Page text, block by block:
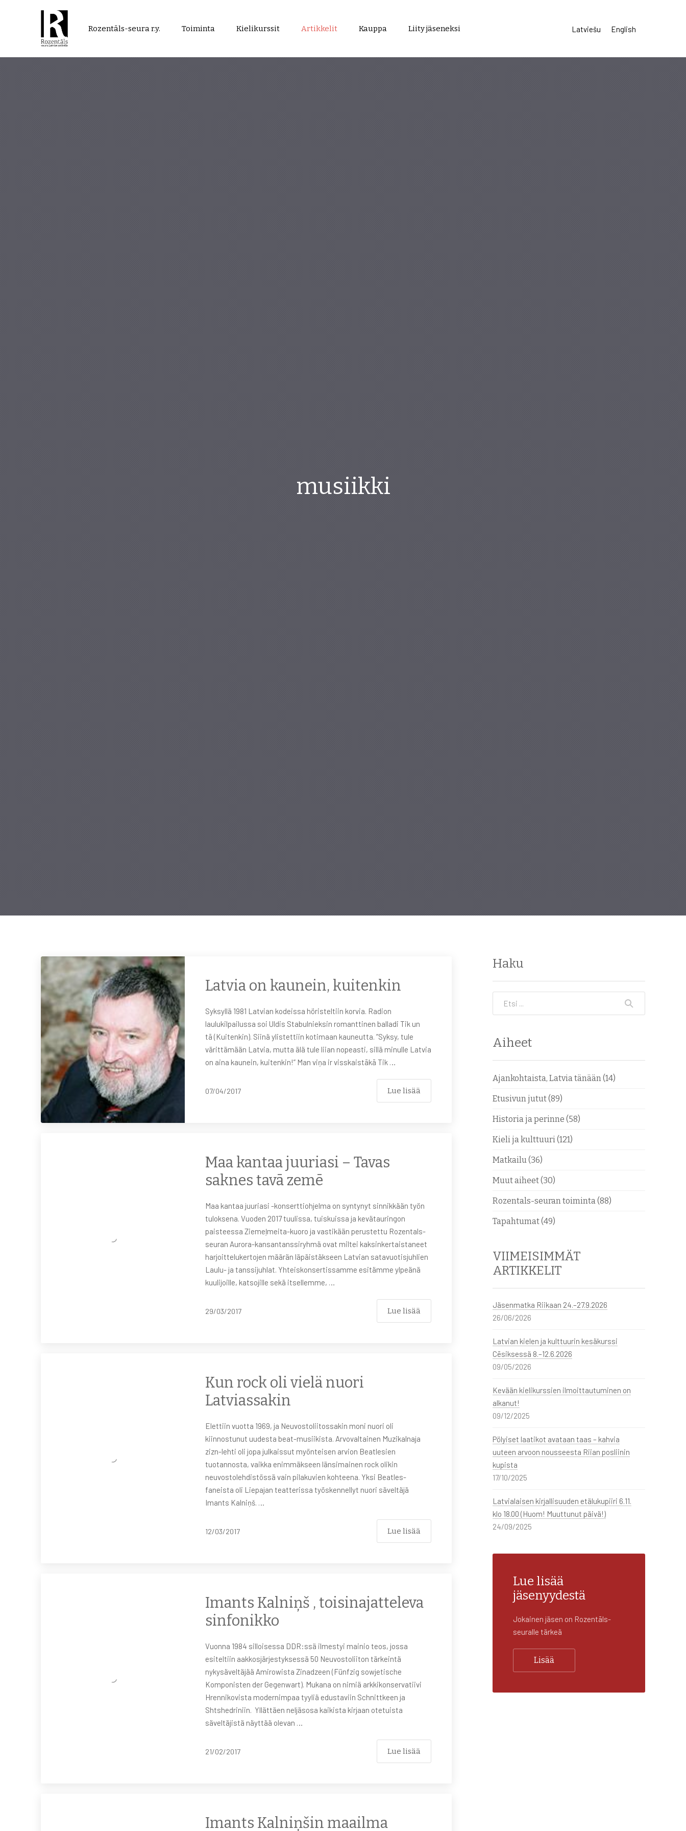
Rozentāls-
seura
Rozentāls-seura r.y. Toiminta Kielikurssit Artikkelit Kauppa Liity jäseneksi Latviešu English
musiikki
Latvia on kaunein, kuitenkin
Syksyllä 1981 Latvian kodeissa höristeltiin korvia. Radion
laulukilpailussa soi Uldis Stabulnieksin romanttinen balladi Tik un
tā (Kuitenkin). Siinä ylistettiin kotimaan kauneutta. ”Syksy, tule
värittämään Latvia, mutta älä tule liian nopeasti, sillä minulle Latvia
on aina kaunein, kuitenkin!” Man viņa ir visskaistākā Tik …
07/04/2017 Lue lisää
Maa kantaa juuriasi – Tavas
saknes tavā zemē
Maa kantaa juuriasi -konserttiohjelma on syntynyt sinnikkään työn
tuloksena. Vuoden 2017 tuulissa, tuiskuissa ja kevätauringon
paisteessa Ziemeļmeita-kuoro ja vastikään perustettu Rozentals-
seuran Aurora-kansantanssiryhmä ovat miltei kaksinkertaistaneet
harjoittelukertojen määrän läpäistäkseen Latvian satavuotisjuhlien
Laulu- ja tanssijuhlat. Yhteiskonsertissamme esitämme ylpeänä
kuulijoille, katsojille sekä itsellemme, …
29/03/2017 Lue lisää
Kun rock oli vielä nuori
Latviassakin
Elettiin vuotta 1969, ja Neuvostoliitossakin moni nuori oli
kiinnostunut uudesta beat-musiikista. Arvovaltainen Muzikalnaja
zizn-lehti oli jopa julkaissut myönteisen arvion Beatlesien
tuotannosta, vaikka enimmäkseen länsimainen rock olikin
neuvostolehdistössä vain pilakuvien kohteena. Yksi Beatles-
faneista oli Liepajan teatterissa työskennellyt nuori säveltäjä
Imants Kalniņš. …
12/03/2017 Lue lisää
Imants Kalniņš , toisinajatteleva
sinfonikko
Vuonna 1984 silloisessa DDR:ssä ilmestyi mainio teos, jossa
esiteltiin aakkosjärjestyksessä 50 Neuvostoliiton tärkeintä
nykysäveltäjää Amirowista Zinadzeen (Fünfzig sowjetische
Komponisten der Gegenwart). Mukana on nimiä arkkikonservatiivi
Hrennikovista modernimpaa tyyliä edustaviin Schnittkeen ja
Shtshedriniin. Yllättäen neljäsosa kaikista kirjaan otetuista
säveltäjistä näyttää olevan …
21/02/2017 Lue lisää
Imants Kalniņšin maailma
Haku
Etsi
Aiheet
Ajankohtaista, Latvia tänään(14)
Etusivun jutut(89)
Historia ja perinne (58)
Kieli ja kulttuuri(121)
Matkailu(36)
Muut aiheet(30)
Rozentals-seuran toiminta(88)
Tapahtumat(49)
VIIMEISIMMÄT
ARTIKKELIT
Jäsenmatka Riikaan 24.–27.9.2026
26/06/2026
Latvian kielen ja kulttuurin kesäkurssi
Cēsiksessä 8.–12.6.2026
09/05/2026
Kevään kielikurssien ilmoittautuminen on
alkanut!
09/12/2025
Pölyiset laatikot avataan taas – kahvia
uuteen arvoon nousseesta Riian posliinin
kupista
17/10/2025
Latvialaisen kirjallisuuden etälukupiiri 6.11.
klo 18.00 (Huom! Muuttunut päivä!)
24/09/2025
Lue lisää
jäsenyydestä
Jokainen jäsen on Rozentāls-
seuralle tärkeä
Lisää